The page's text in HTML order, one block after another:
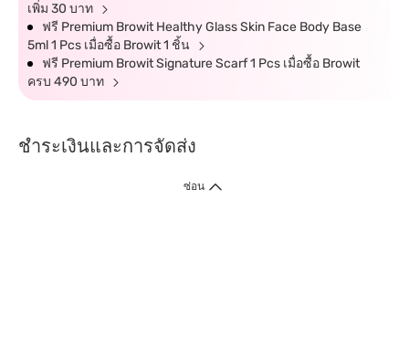
เพิ่ม 30 บาท
ฟรี Premium Browit Healthy Glass Skin Face Body Base
5ml 1 Pcs เมื่อซื้อ Browit 1 ชิ้น
ฟรี Premium Browit Signature Scarf 1 Pcs เมื่อซื้อ Browit
ครบ 490 บาท
ชำระเงินและการจัดส่ง
ซ่อน